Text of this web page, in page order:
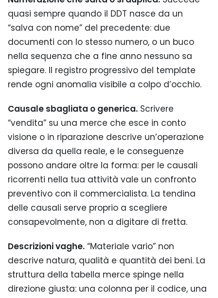
quasi sempre quando il DDT nasce da un
“salva con nome” del precedente: due
documenti con lo stesso numero, o un buco
nella sequenza che a fine anno nessuno sa
spiegare. Il registro progressivo del template
rende ogni anomalia visibile a colpo d’occhio.
Causale sbagliata o generica. Scrivere
“vendita” su una merce che esce in conto
visione o in riparazione descrive un’operazione
diversa da quella reale, e le conseguenze
possono andare oltre la forma: per le causali
ricorrenti nella tua attività vale un confronto
preventivo con il commercialista. La tendina
delle causali serve proprio a scegliere
consapevolmente, non a digitare di fretta.
Descrizioni vaghe. “Materiale vario” non
descrive natura, qualità e quantità dei beni. La
struttura della tabella merce spinge nella
direzione giusta: una colonna per il codice, una